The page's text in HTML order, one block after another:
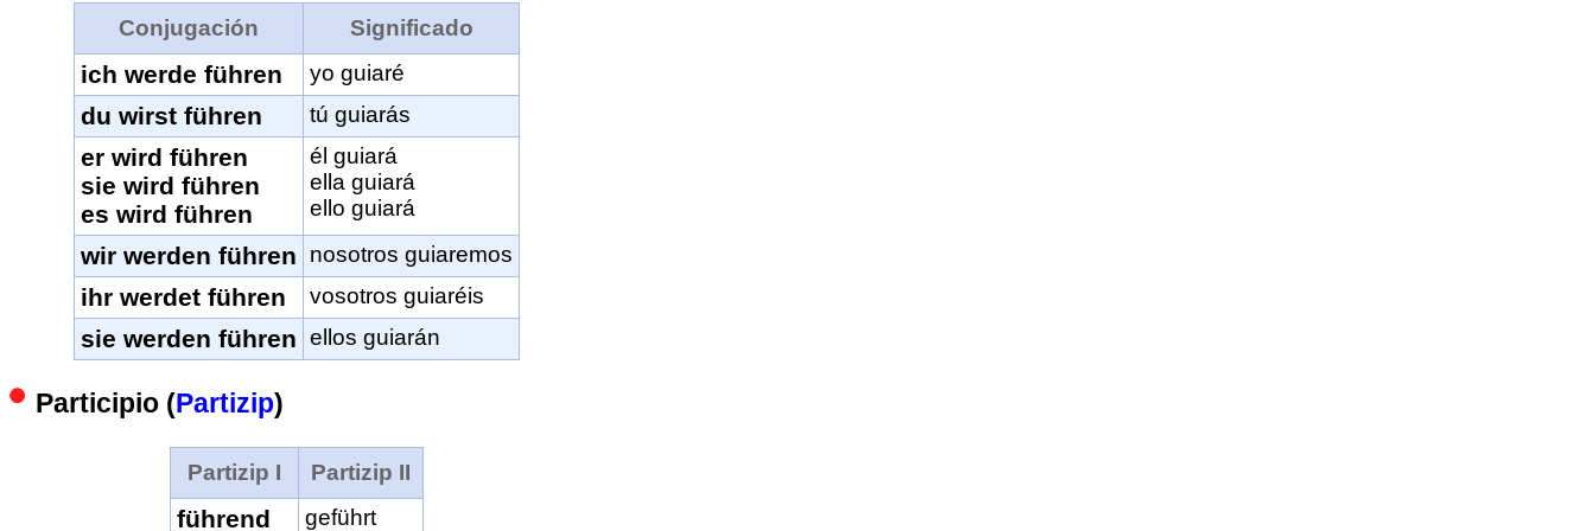
Conjugación Significado
ich werde führen yo guiaré
du wirst führen tú guiarás
er wird führen
sie wird führen
es wird führen
él guiará
ella guiará
ello guiará
wir werden führen nosotros guiaremos
ihr werdet führen vosotros guiaréis
sie werden führen ellos guiarán
Participio (Partizip)
Partizip I Partizip II
führend
geführt